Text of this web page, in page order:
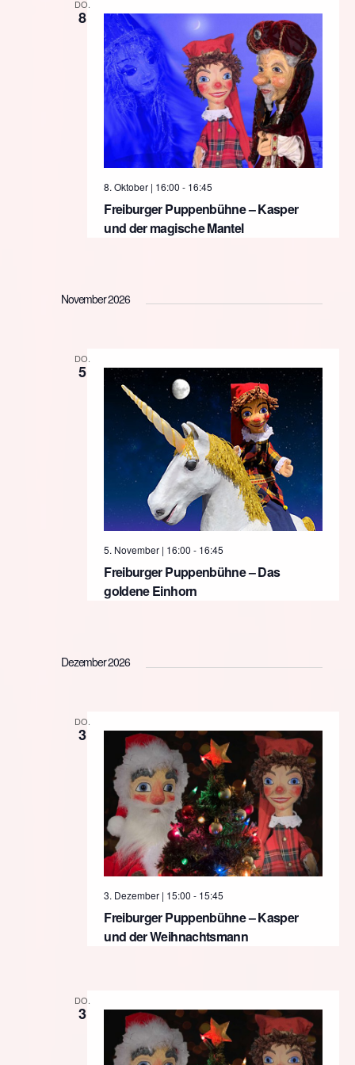
DO.
8
Freiburger Puppenbühne – Kasper
und der magische Mantel
8. Oktober | 16:00 - 16:45
November 2026
DO.
5
Freiburger Puppenbühne – Das
goldene Einhorn
5. November | 16:00 - 16:45
Dezember 2026
DO.
3
Freiburger Puppenbühne – Kasper
und der Weihnachtsmann
3. Dezember | 15:00 - 15:45
DO.
3